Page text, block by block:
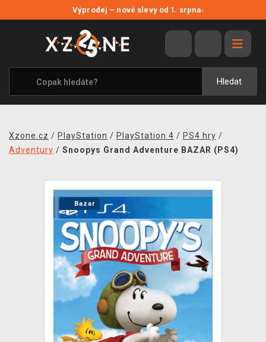
Výprodej – nové slevy od 1. srpna›
Hledat
VÝPRODEJ
VIDEOHRY
XZONE ORIGINALS
TÉMATIKY
MERCHANDISE
PRODEJNY
DOPRAVA
TCG & BOARDGAME HUB
Xzone.cz / PlayStation / PlayStation 4 / PS4 hry /
Adventury / Snoopys Grand Adventure BAZAR (PS4)
Bazar